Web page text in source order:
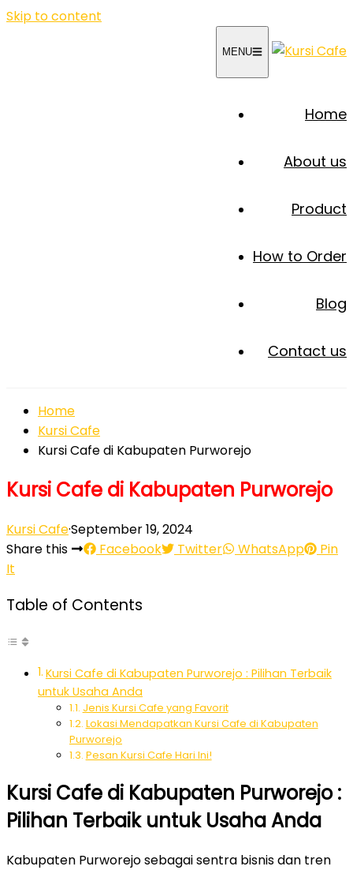
Skip to content
MENU
Home
About us
Product
How to Order
Blog
Contact us
Home
Kursi Cafe
Kursi Cafe di Kabupaten Purworejo
Kursi Cafe di Kabupaten Purworejo
Kursi Cafe·September 19, 2024
Share this
Facebook Twitter WhatsApp
Pin
It
Table of Contents
Kursi Cafe di Kabupaten Purworejo : Pilihan Terbaik
untuk Usaha Anda
Jenis Kursi Cafe yang Favorit
Lokasi Mendapatkan Kursi Cafe di Kabupaten
Purworejo
Pesan Kursi Cafe Hari Ini!
Kursi Cafe di Kabupaten Purworejo :
Pilihan Terbaik untuk Usaha Anda
Kabupaten Purworejo sebagai sentra bisnis dan tren